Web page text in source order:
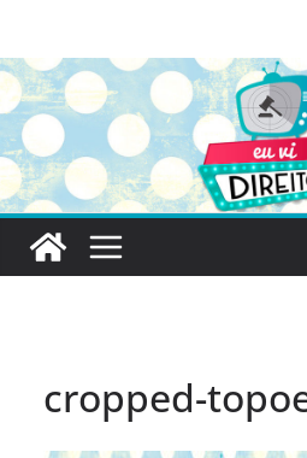
o
conteúdo
cropped-